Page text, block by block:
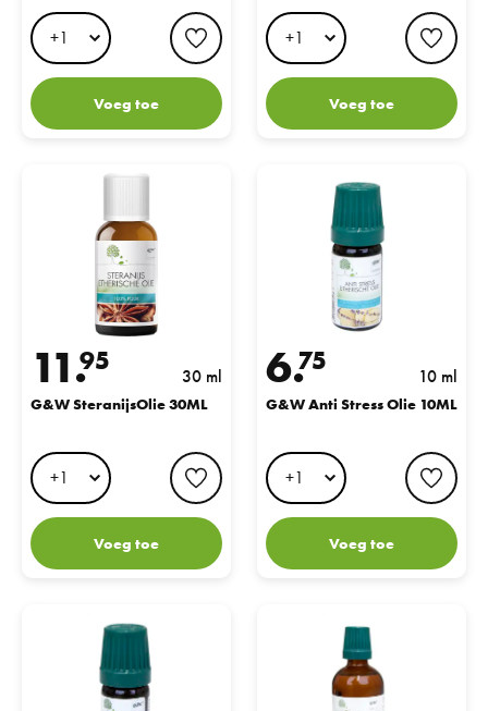
favorite button
Voeg toe Voeg toe
G&W SteranijsOlie 30ML
11.
95 30 ml
G&W SteranijsOlie 30ML
favorite button
Voeg toe
6.
75 10 ml
G&W Anti Stress Olie 10ML
Voeg toe